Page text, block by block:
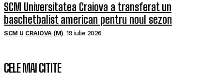
SCM Universitatea Craiova a transferat un
baschetbalist american pentru noul sezon
SCM U CRAIOVA (M) 19 iulie 2026
CELE MAI CITITE